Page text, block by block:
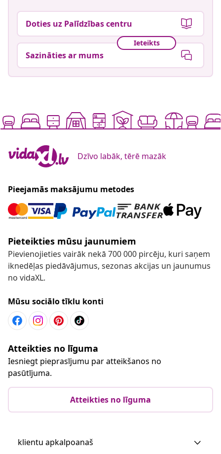
Doties uz Palīdzības centru
Ieteikts
Sazināties ar mums
Dzīvo labāk, tērē mazāk
Pieejamās maksājumu metodes
Pieteikties mūsu jaunumiem
Pievienojieties vairāk nekā 700 000 pircēju, kuri saņem
iknedēļas piedāvājumus, sezonas akcijas un jaunumus
no vidaXL.
Mūsu sociālo tīklu konti
Atteikties no līguma
Iesniegt pieprasījumu par atteikšanos no
pasūtījuma.
Atteikties no līguma
klientu apkalpoanaš